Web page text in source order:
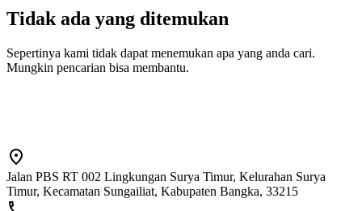
Tidak ada yang ditemukan
Sepertinya kami tidak dapat menemukan apa yang anda cari.
Mungkin pencarian bisa membantu.
Jalan PBS RT 002 Lingkungan Surya Timur, Kelurahan Surya
Timur, Kecamatan Sungailiat, Kabupaten Bangka, 33215